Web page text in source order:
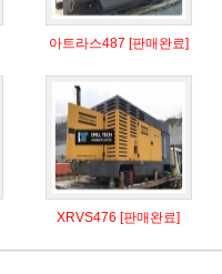
아트라스487 [판매완료]
XRVS476 [판매완료]